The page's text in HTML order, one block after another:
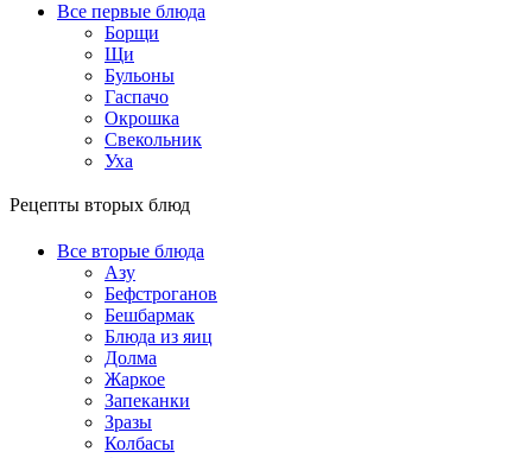
Все первые блюда
Борщи
Щи
Бульоны
Гаспачо
Окрошка
Свекольник
Уха
Рецепты вторых блюд
Все вторые блюда
Азу
Бефстроганов
Бешбармак
Блюда из яиц
Долма
Жаркое
Запеканки
Зразы
Колбасы